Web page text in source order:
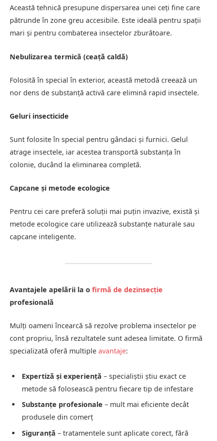
Această tehnică presupune dispersarea unei ceți fine care
pătrunde în zone greu accesibile. Este ideală pentru spații
mari și pentru combaterea insectelor zburătoare.
Nebulizarea termică (ceață caldă)
Folosită în special în exterior, această metodă creează un
nor dens de substanță activă care elimină rapid insectele.
Geluri insecticide
Sunt folosite în special pentru gândaci și furnici. Gelul
atrage insectele, iar acestea transportă substanța în
colonie, ducând la eliminarea completă.
Capcane și metode ecologice
Pentru cei care preferă soluții mai puțin invazive, există și
metode ecologice care utilizează substanțe naturale sau
capcane inteligente.
Avantajele apelării la o firmă de dezinsecție
profesională
Mulți oameni încearcă să rezolve problema insectelor pe
cont propriu, însă rezultatele sunt adesea limitate. O firmă
specializată oferă multiple avantaje:
Expertiză și experiență – specialiștii știu exact ce
metode să folosească pentru fiecare tip de infestare
Substanțe profesionale – mult mai eficiente decât
produsele din comerț
Siguranță – tratamentele sunt aplicate corect, fără